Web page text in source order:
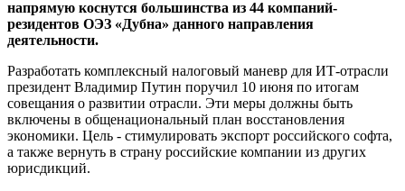
напрямую коснутся большинства из 44 компаний-
резидентов ОЭЗ «Дубна» данного направления
деятельности.
Разработать комплексный налоговый маневр для ИТ-отрасли
президент Владимир Путин поручил 10 июня по итогам
совещания о развитии отрасли. Эти меры должны быть
включены в общенациональный план восстановления
экономики. Цель - стимулировать экспорт российского софта,
а также вернуть в страну российские компании из других
юрисдикций.